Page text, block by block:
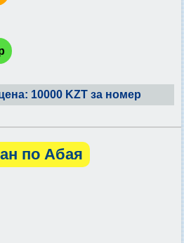
10000 KZT за номер
по Абая